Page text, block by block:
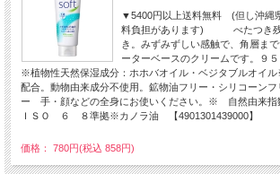
▼5400円以上送料無料 (但し沖縄
料負担があります) べたつき残
き。みずみずしい感触で、角層ま
ーターベースのクリームです。９
※植物性天然保湿成分：ホホバオイル・ベジタブルオイ
配合。動物由来成分不使用。鉱物油フリー・シリコーンフ
ー 手・顔などの全身にお使いください。※ 自然由来指
ＩＳＯ ６ ８準拠※カノラ油 【4901301439000】
価格： 780円(税込 858円)